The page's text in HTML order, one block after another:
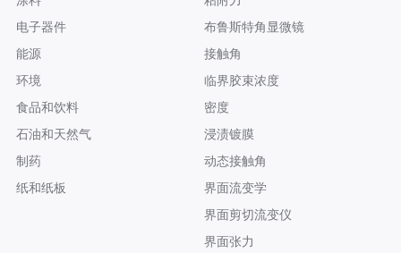
电子器件
能源
环境
食品和饮料
石油和天然气
制药
纸和纸板
布鲁斯特角显微镜
接触角
临界胶束浓度
密度
浸渍镀膜
动态接触角
界面流变学
界面剪切流变仪
界面张力